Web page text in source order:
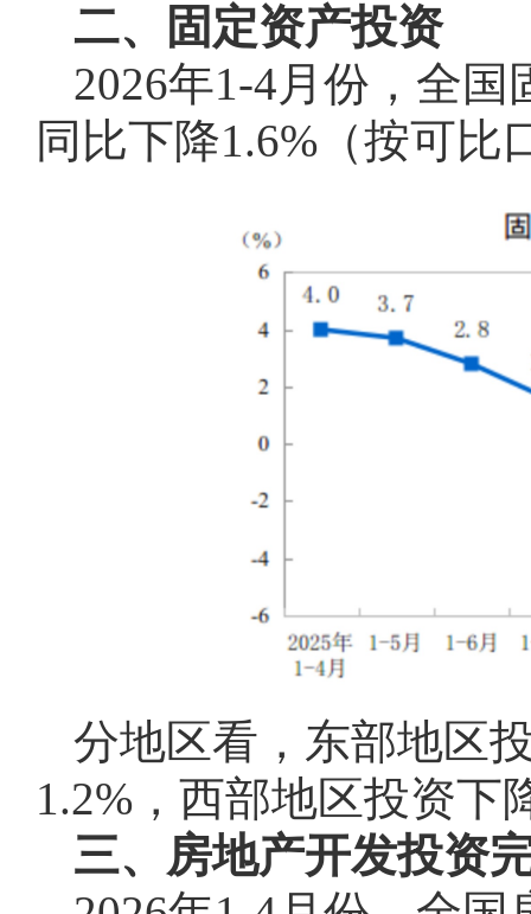
二、固定资产投资
2026年1-4月份，全
同比下降1.6%（按可比
分地区看，东部地区
1.2%，西部地区投资下
三、房地产开发投资